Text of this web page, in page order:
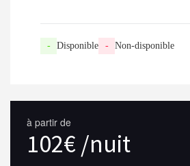
- Disponible - Non-disponible
à partir de
102€ /nuit